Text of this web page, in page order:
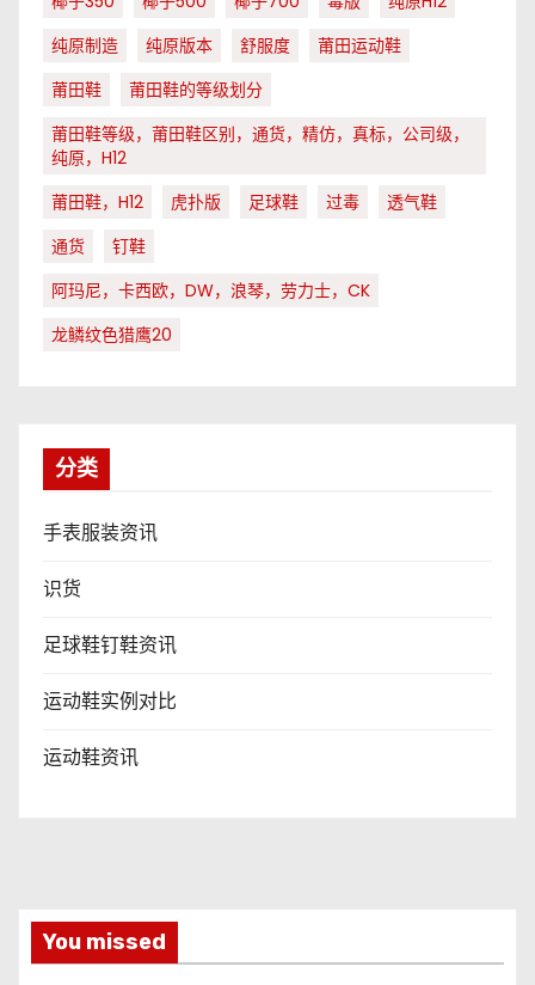
纯原制造
纯原版本 舒服度
莆田运动鞋
莆田鞋
莆田鞋的等级划分
莆田鞋等级，莆田鞋区别，通货，精仿，真标，公司级，
纯原，H12
莆田鞋，H12
虎扑版 足球鞋 过毒
透气鞋
通货
钉鞋
阿玛尼，卡西欧，DW，浪琴，劳力士，CK
龙鳞纹色猎鹰20
分类
手表服装资讯
识货
足球鞋钉鞋资讯
运动鞋实例对比
运动鞋资讯
You missed